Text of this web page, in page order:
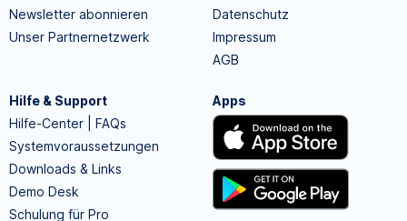
Newsletter abonnieren
Unser Partnernetzwerk
Datenschutz
Impressum
AGB
Hilfe & Support
Hilfe-Center | FAQs
Systemvoraussetzungen
Downloads & Links
Demo Desk
Schulung für Pro
Apps